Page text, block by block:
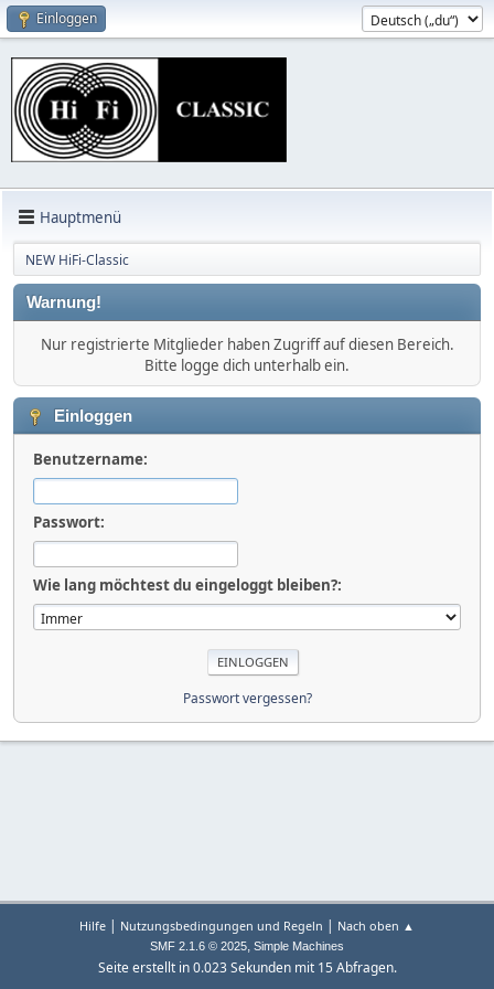
Einloggen
Hauptmenü
NEW HiFi-Classic
Warnung!
Nur registrierte Mitglieder haben Zugriff auf diesen Bereich.
Bitte logge dich unterhalb ein.
Einloggen
Benutzername:
Passwort:
Wie lang möchtest du eingeloggt bleiben?:
Passwort vergessen?
Hilfe | Nutzungsbedingungen und Regeln | Nach oben ▲
SMF 2.1.6 © 2025, Simple Machines
Seite erstellt in 0.023 Sekunden mit 15 Abfragen.